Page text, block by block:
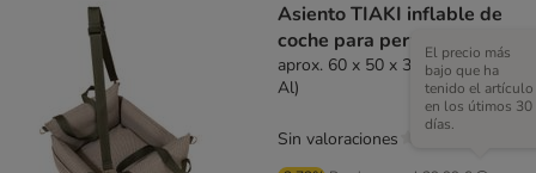
Asiento TIAKI inflable de
coche para perros
aprox. 60 x 50 x 30 cm (L x An x
Al)
El precio más
bajo que ha
tenido el artículo
en los útimos 30
días.
Sin valoraciones